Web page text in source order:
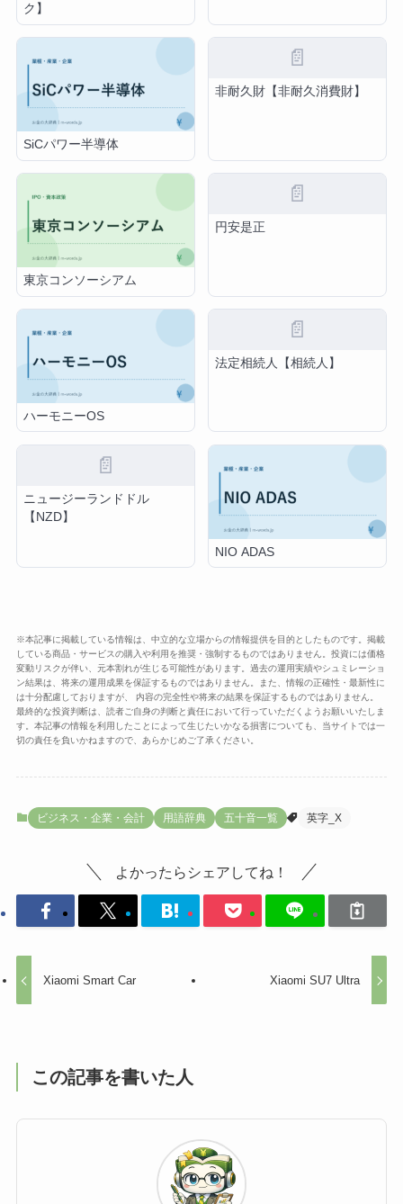
ク】
SiCパワー半導体
📄
非耐久財【非耐久消費財】
東京コンソーシアム
📄
円安是正
ハーモニーOS
📄
法定相続人【相続人】
📄
ニュージーランドドル
【NZD】
NIO ADAS
※本記事に掲載している情報は、中立的な立場からの情報提供を目的としたものです。掲載
している商品・サービスの購入や利用を推奨・強制するものではありません。投資には価格
変動リスクが伴い、元本割れが生じる可能性があります。過去の運用実績やシュミレーショ
ン結果は、将来の運用成果を保証するものではありません。また、情報の正確性・最新性に
は十分配慮しておりますが、 内容の完全性や将来の結果を保証するものではありません。
最終的な投資判断は、読者ご自身の判断と責任において行っていただくようお願いいたしま
す。本記事の情報を利用したことによって生じたいかなる損害についても、当サイトでは一
切の責任を負いかねますので、あらかじめご了承ください。
ビジネス・企業・会計 用語辞典 五十音一覧 英字_X
よかったらシェアしてね！
Xiaomi Smart Car Xiaomi SU7 Ultra
この記事を書いた人